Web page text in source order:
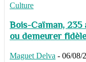
Culture
Bois-Caïman,
ou demeurer
Maguet Delva - 06/08/